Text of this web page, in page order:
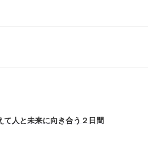
て人と未来に向き合う２日間